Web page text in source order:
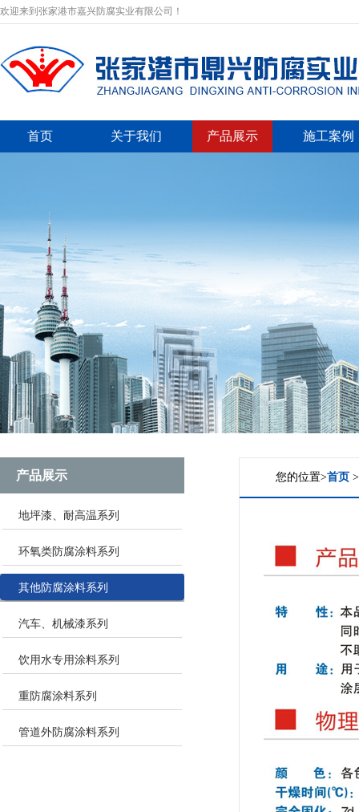
欢迎来到张家港市嘉兴防腐实业有限公司！
首页 关于我们 产品展示 施工案例
产品展示
地坪漆、耐高温系列
环氧类防腐涂料系列
其他防腐涂料系列
汽车、机械漆系列
饮用水专用涂料系列
重防腐涂料系列
管道外防腐涂料系列
您的位置>首页